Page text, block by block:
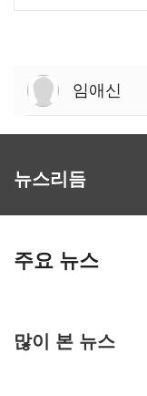
임애신
뉴스리듬
주요 뉴스
많이 본 뉴스